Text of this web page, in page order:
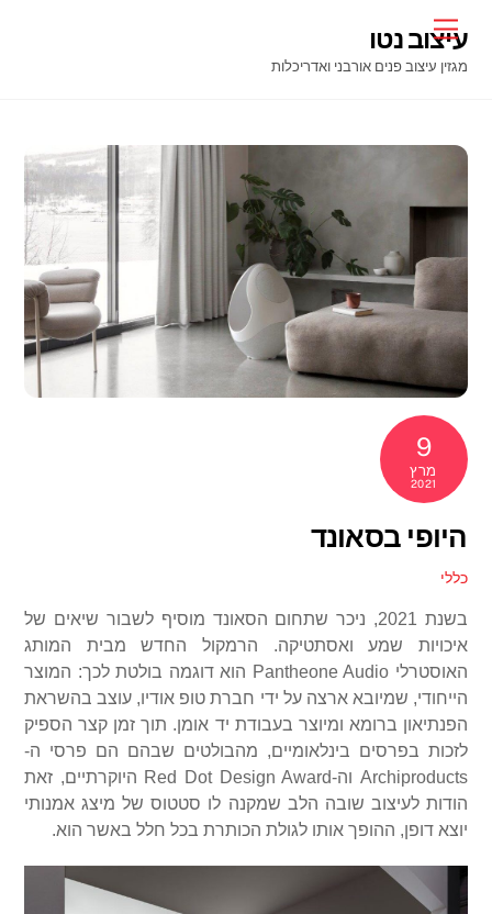
content
Menu
עיצוב נטו
מגזין עיצוב פנים אורבני ואדריכלות
9
מרץ
2021
היופי בסאונד
כללי
בשנת 2021,
ניכר שתחום הסאונד מוסיף לשבור שיאים של
איכויות שמע ואסתטיקה. הרמקול החדש מבית המותג
האוסטרלי Pantheone Audio הוא דוגמה בולטת לכך: המוצר
הייחודי, שמיובא ארצה על ידי חברת טופ אודיו, עוצב בהשראת
הפנתיאון ברומא ומיוצר בעבודת יד אומן. תוך זמן קצר הספיק
לזכות בפרסים בינלאומיים, מהבולטים שבהם הם פרסי ה-
Archiproducts וה-Red Dot Design Award היוקרתיים, זאת
הודות לעיצוב שובה הלב שמקנה לו סטטוס של מיצג אמנותי
יוצא דופן, ההופך אותו לגולת הכותרת בכל חלל באשר הוא.